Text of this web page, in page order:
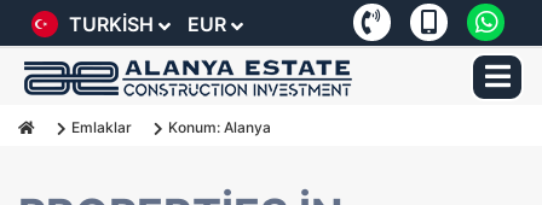
TURKISH EUR
Emlaklar Konum: Alanya